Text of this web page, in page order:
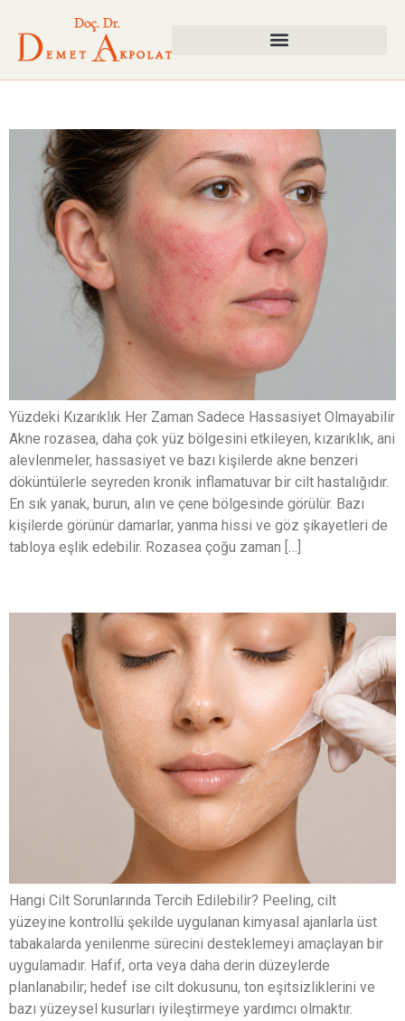
Yüzdeki Kızarıklık Her Zaman Sadece Hassasiyet Olmayabilir
Akne rozasea, daha çok yüz bölgesini etkileyen, kızarıklık, ani
alevlenmeler, hassasiyet ve bazı kişilerde akne benzeri
döküntülerle seyreden kronik inflamatuvar bir cilt hastalığıdır.
En sık yanak, burun, alın ve çene bölgesinde görülür. Bazı
kişilerde görünür damarlar, yanma hissi ve göz şikayetleri de
tabloya eşlik edebilir. Rozasea çoğu zaman […]
Hangi Cilt Sorunlarında Tercih Edilebilir? Peeling, cilt
yüzeyine kontrollü şekilde uygulanan kimyasal ajanlarla üst
tabakalarda yenilenme sürecini desteklemeyi amaçlayan bir
uygulamadır. Hafif, orta veya daha derin düzeylerde
planlanabilir; hedef ise cilt dokusunu, ton eşitsizliklerini ve
bazı yüzeysel kusurları iyileştirmeye yardımcı olmaktır.